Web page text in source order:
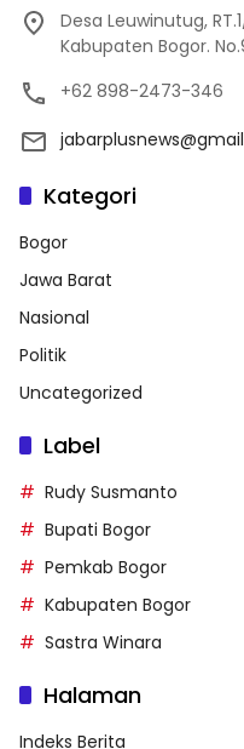
Desa Leuwinutug,
Kabupaten Bogor.
+62 898-2473-346
Kategori
Bogor
Jawa Barat
Nasional
Politik
Uncategorized
Label
Rudy Susmanto
Bupati Bogor
Pemkab Bogor
Kabupaten Bogor
Sastra Winara
Halaman
Indeks Berita